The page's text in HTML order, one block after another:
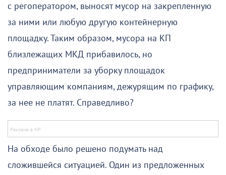
с регоператором, выносят мусор на закрепленную
за ними или любую другую контейнерную
площадку. Таким образом, мусора на КП
близлежащих МКД прибавилось, но
предприниматели за уборку площадок
управляющим компаниям, дежурящим по графику,
за нее не платят. Справедливо?
На обходе было решено подумать над
сложившейся ситуацией. Один из предложенных